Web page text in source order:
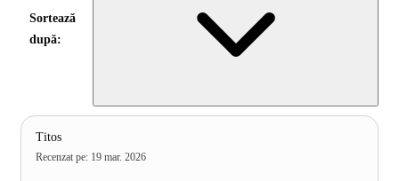
Sortează
după:
Titos
Recenzat pe: 19 mar. 2026